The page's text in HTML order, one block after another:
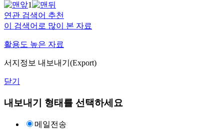
1
연관 검색어 추천
이 검색어로 많이 본 자료
활용도 높은 자료
서지정보 내보내기(Export)
닫기
내보내기 형태를 선택하세요
메일전송